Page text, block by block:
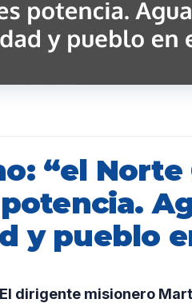
“el Norte
y pueblo
El dirigente misionero